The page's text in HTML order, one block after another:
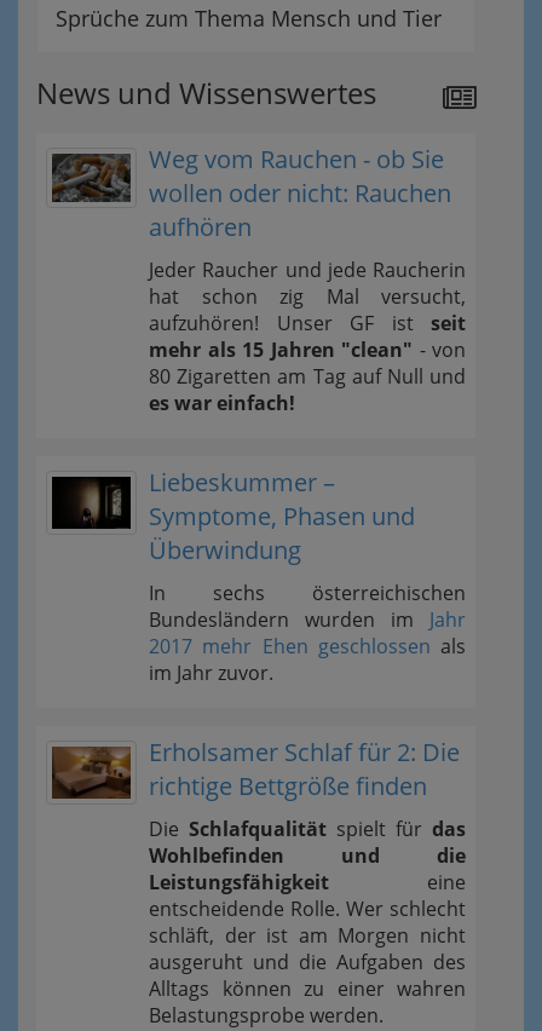
Sprüche zum Thema Mensch und Tier
News und Wissenswertes
Weg vom Rauchen - ob Sie
wollen oder nicht: Rauchen
aufhören
Jeder Raucher und jede Raucherin
hat schon zig Mal versucht,
aufzuhören! Unser GF ist seit
mehr als 15 Jahren "clean" - von
80 Zigaretten am Tag auf Null und
es war einfach!
Liebeskummer –
Symptome, Phasen und
Überwindung
In sechs österreichischen
Bundesländern wurden im Jahr
2017 mehr Ehen geschlossen als
im Jahr zuvor.
Erholsamer Schlaf für 2: Die
richtige Bettgröße finden
Die Schlafqualität spielt für das
Wohlbefinden und die
Leistungsfähigkeit eine
entscheidende Rolle. Wer schlecht
schläft, der ist am Morgen nicht
ausgeruht und die Aufgaben des
Alltags können zu einer wahren
Belastungsprobe werden.